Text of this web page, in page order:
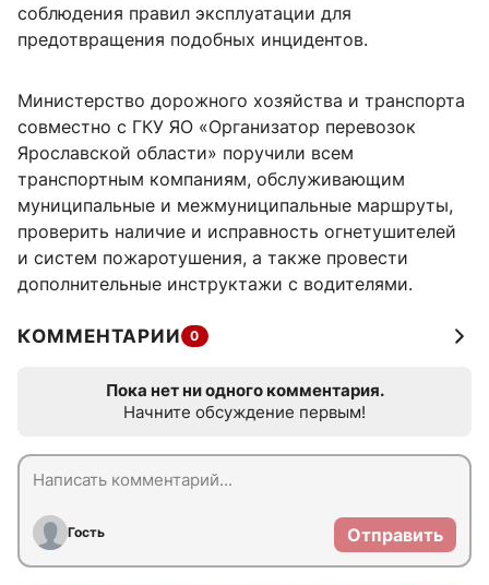
соблюдения правил эксплуатации для
предотвращения подобных инцидентов.
Министерство дорожного хозяйства и транспорта
совместно с ГКУ ЯО «Организатор перевозок
Ярославской области» поручили всем
транспортным компаниям, обслуживающим
муниципальные и межмуниципальные маршруты,
проверить наличие и исправность огнетушителей
и систем пожаротушения, а также провести
дополнительные инструктажи с водителями.
КОММЕНТАРИИ 0
Пока нет ни одного комментария.
Начните обсуждение первым!
Гость Отправить